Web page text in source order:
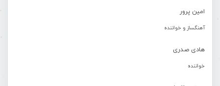
امین پرور
آهنگساز و خواننده
هادی صدری
خواننده